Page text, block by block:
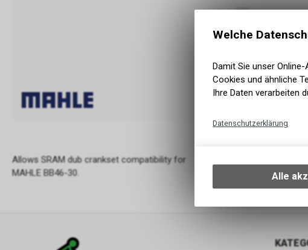
Allows SRAM dub crankset compatibility for
MAHLE BB46-30.
Welche
Damit Sie unser
Cookies und ähnliche
Ihre Daten verarbeiten
Datenschutzerklärung
Ihrem
Alle